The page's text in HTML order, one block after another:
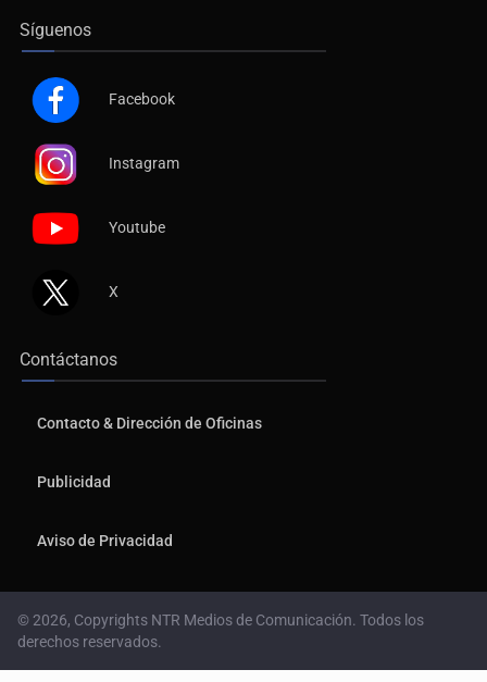
Síguenos
Facebook
Instagram
Youtube
X
Contáctanos
Contacto & Dirección de Oficinas
Publicidad
Aviso de Privacidad
© 2026, Copyrights NTR Medios de Comunicación. Todos los
derechos reservados.